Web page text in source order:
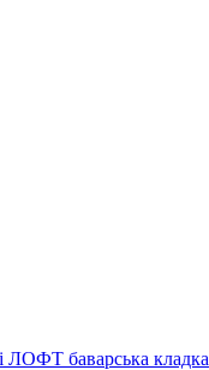
ЛОФТ баварська кладка